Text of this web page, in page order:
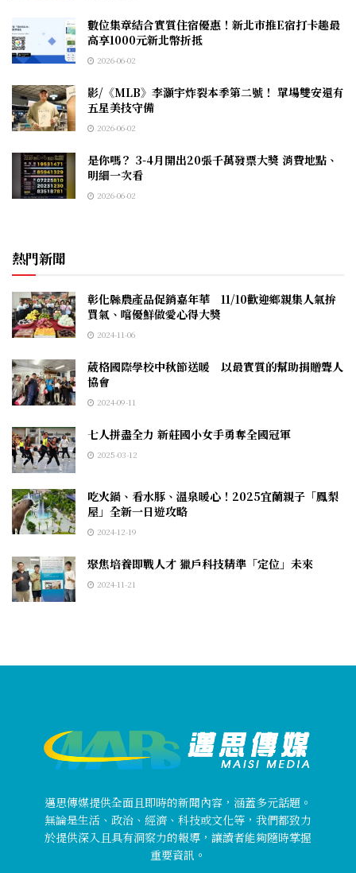
數位集章結合實質住宿優惠！新北市推E宿打卡趣最
高享1000元新北幣折抵
2026-06-02
影/《MLB》李灝宇炸裂本季第二號！ 單場雙安還有
五星美技守備
2026-06-02
是你嗎？ 3-4月開出20張千萬發票大獎 消費地點、
明細一次看
2026-06-02
熱門新聞
彰化縣農產品促銷嘉年華 11/10歡迎鄉親集人氣拚
買氣、嚐優鮮做愛心得大獎
2024-11-06
葳格國際學校中秋節送暖 以最實質的幫助捐贈聾人
協會
2024-09-11
七人拼盡全力 新莊國小女手勇奪全國冠軍
2025-03-12
吃火鍋、看水豚、溫泉暖心！2025宜蘭親子「鳳梨
屋」全新一日遊攻略
2024-12-19
聚焦培養即戰人才 獵戶科技精準「定位」未來
2024-11-21
邁思傳媒提供全面且即時的新聞內容，涵蓋多元話題。
無論是生活、政治、經濟、科技或文化等，我們都致力
於提供深入且具有洞察力的報導，讓讀者能夠隨時掌握
重要資訊。